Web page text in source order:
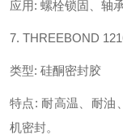
应用: 螺栓锁固、轴
7. THREEBOND
类型: 硅酮密封胶
特点: 耐高温、耐油
机密封。